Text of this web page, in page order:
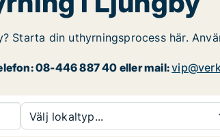
Starta din uthyrningsprocess här.
08-446 887 40 eller mail:
Välj lokaltyp...